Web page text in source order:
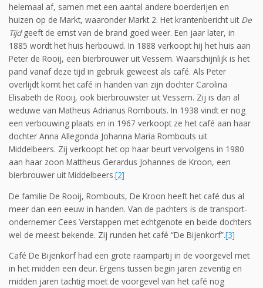
helemaal af, samen met een aantal andere boerderijen en
huizen op de Markt, waaronder Markt 2. Het krantenbericht uit De
Tijdgeeft de ernst van de brand goed weer. Een jaar later, in
1885 wordt het huis herbouwd. In 1888 verkoopt hij het huis aan
Peter de Rooij, een bierbrouwer uit Vessem. Waarschijnlijk is het
pand vanaf deze tijd in gebruik geweest als café. Als Peter
overlijdt komt het café in handen van zijn dochter Carolina
Elisabeth de Rooij, ook bierbrouwster uit Vessem. Zij is dan al
weduwe van Matheus Adrianus Rombouts. In 1938 vindt er nog
een verbouwing plaats en in 1967 verkoopt ze het café aan haar
dochter Anna Allegonda Johanna Maria Rombouts uit
Middelbeers. Zij verkoopt het op haar beurt vervolgens in 1980
aan haar zoon Mattheus Gerardus Johannes de Kroon, een
bierbrouwer uit Middelbeers.[2]
De familie De Rooij, Rombouts, De Kroon heeft het café dus al
meer dan een eeuw in handen. Van de pachters is de transport-
ondernemer Cees Verstappen met echtgenote en beide dochters
wel de meest bekende. Zij runden het café “De Bijenkorf”.[3]
Café De Bijenkorf had een grote raampartij in de voorgevel met
in het midden een deur. Ergens tussen begin jaren zeventig en
midden jaren tachtig moet de voorgevel van het café nog